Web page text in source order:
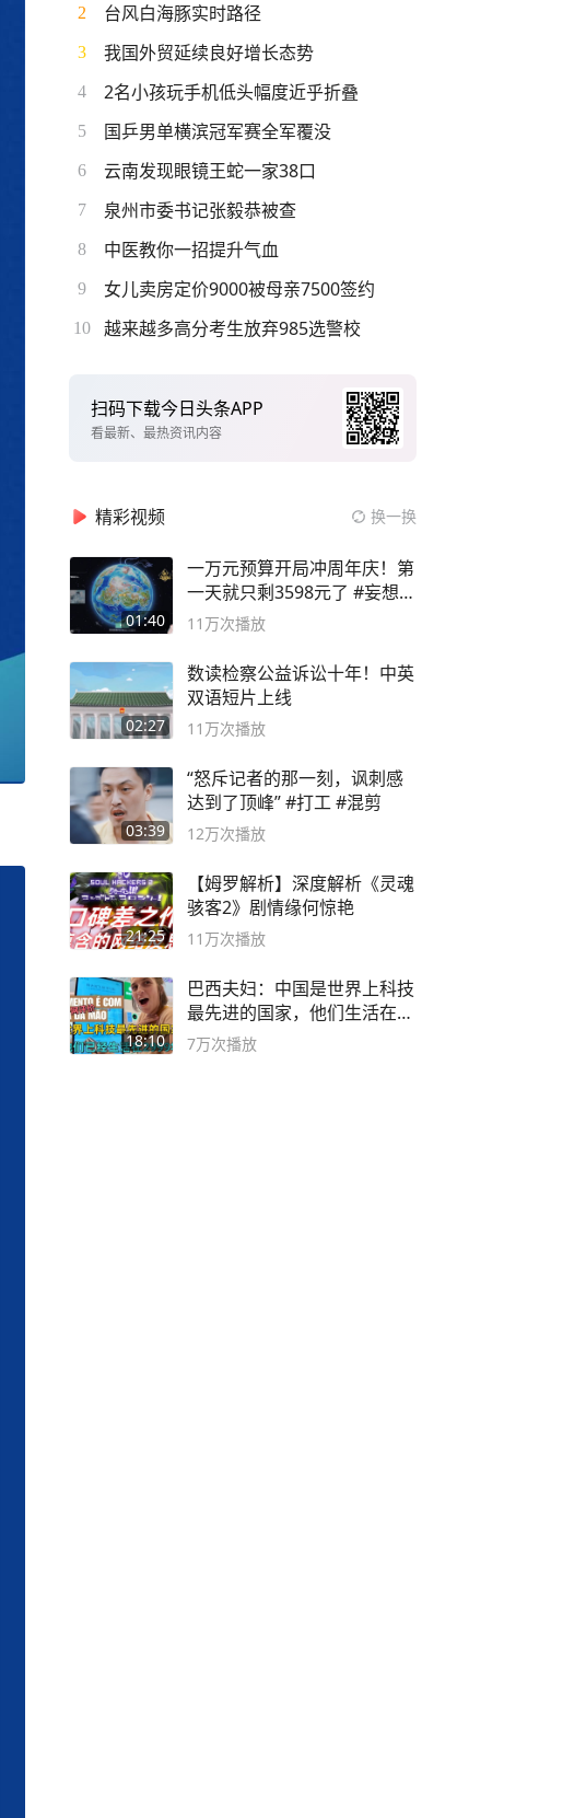
2 台风白海豚实时路径
3 我国外贸延续良好增长态势
4 2名小孩玩手机低头幅度近乎折叠
5 国乒男单横滨冠军赛全军覆没
6 云南发现眼镜王蛇一家38口
7 泉州市委书记张毅恭被查
8 中医教你一招提升气血
9 女儿卖房定价9000被母亲7500签约
10 越来越多高分考生放弃985选警校
扫码下载今日头条APP
看最新、最热资讯内容
精彩视频 换一换
01:40
一万元预算开局冲周年庆！第
一天就只剩3598元了 #妄想山
海
11万次播放
02:27
数读检察公益诉讼十年！中英
双语短片上线
11万次播放
03:39
“怒斥记者的那一刻，讽刺感
达到了顶峰” #打工 #混剪
12万次播放
21:25
【姆罗解析】深度解析《灵魂
骇客2》剧情缘何惊艳
11万次播放
18:10
巴西夫妇：中国是世界上科技
最先进的国家，他们生活在
2999年
7万次播放